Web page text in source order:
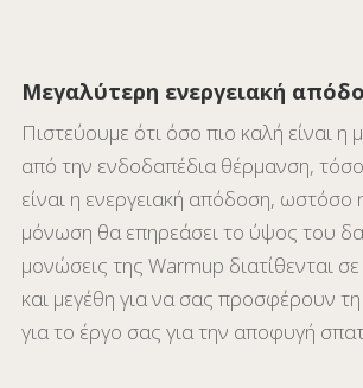
Μεγαλύτερη ενεργειακή
Πιστεύουμε ότι όσο πιο καλή είναι
από την ενδοδαπέδια θέρμανση,
είναι η ενεργειακή απόδοση, ωστόσο
μόνωση θα επηρεάσει το ύψος του
μονώσεις της Warmup διατίθενται
και μεγέθη για να σας προσφέρουν
για το έργο σας για την αποφυγή